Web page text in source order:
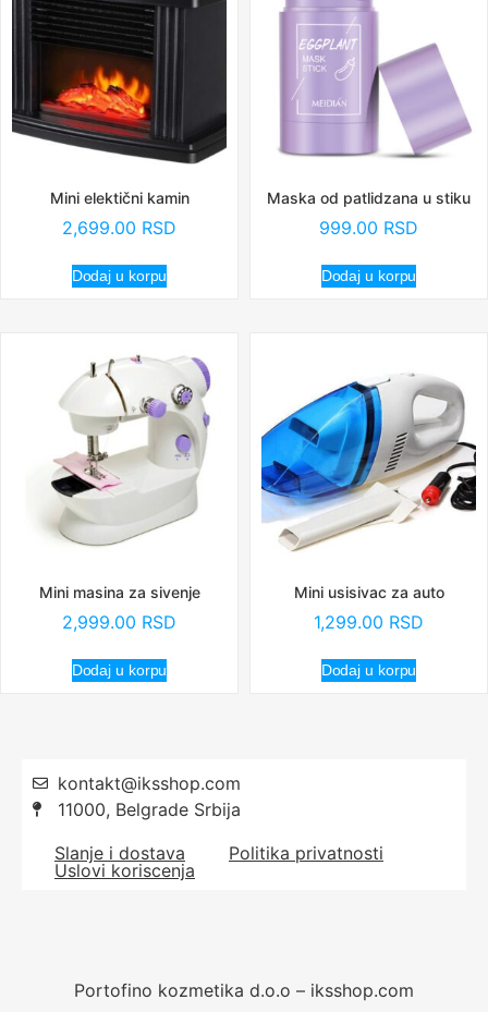
Mini elektični kamin
2,699.00 RSD
Dodaj u korpu
Maska od patlidzana u stiku
999.00 RSD
Dodaj u korpu
Mini masina za sivenje
2,999.00 RSD
Dodaj u korpu
Mini usisivac za auto
1,299.00 RSD
Dodaj u korpu
kontakt@iksshop.com
11000, Belgrade Srbija
Slanje i dostava
Politika privatnosti
Uslovi koriscenja
Portofino kozmetika d.o.o – iksshop.com